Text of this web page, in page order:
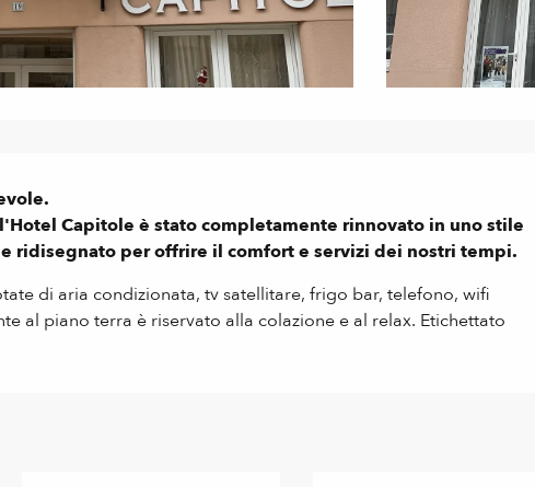
Capitole è stato completamente rinnovato in uno stile
ridisegnato per offrire il comfort e servizi dei nostri tempi.
di aria condizionata, tv satellitare, frigo bar, telefono, wifi
al piano terra è riservato alla colazione e al relax. Etichettato